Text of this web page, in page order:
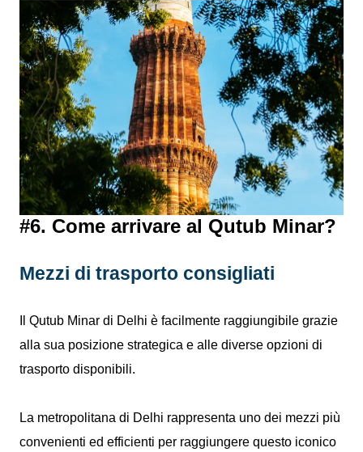
#6. Come arrivare al Qutub Minar?
Mezzi di trasporto consigliati
Il Qutub Minar di Delhi è facilmente raggiungibile grazie
alla sua posizione strategica e alle diverse opzioni di
trasporto disponibili.
La metropolitana di Delhi rappresenta uno dei mezzi più
convenienti ed efficienti per raggiungere questo iconico